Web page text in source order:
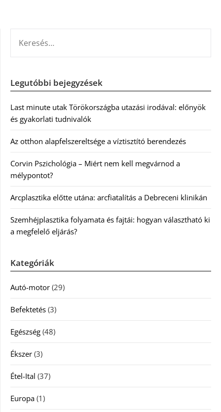
Legutóbbi bejegyzések
Last minute utak Törökországba utazási irodával: előnyök
és gyakorlati tudnivalók
Az otthon alapfelszereltsége a víztisztító berendezés
Corvin Pszichológia – Miért nem kell megvárnod a
mélypontot?
Arcplasztika előtte utána: arcfiatalítás a Debreceni klinikán
Szemhéjplasztika folyamata és fajtái: hogyan választható ki
a megfelelő eljárás?
Kategóriák
Autó-motor (29)
Befektetés (3)
Egészség (48)
Ékszer (3)
Étel-Ital (37)
Europa (1)